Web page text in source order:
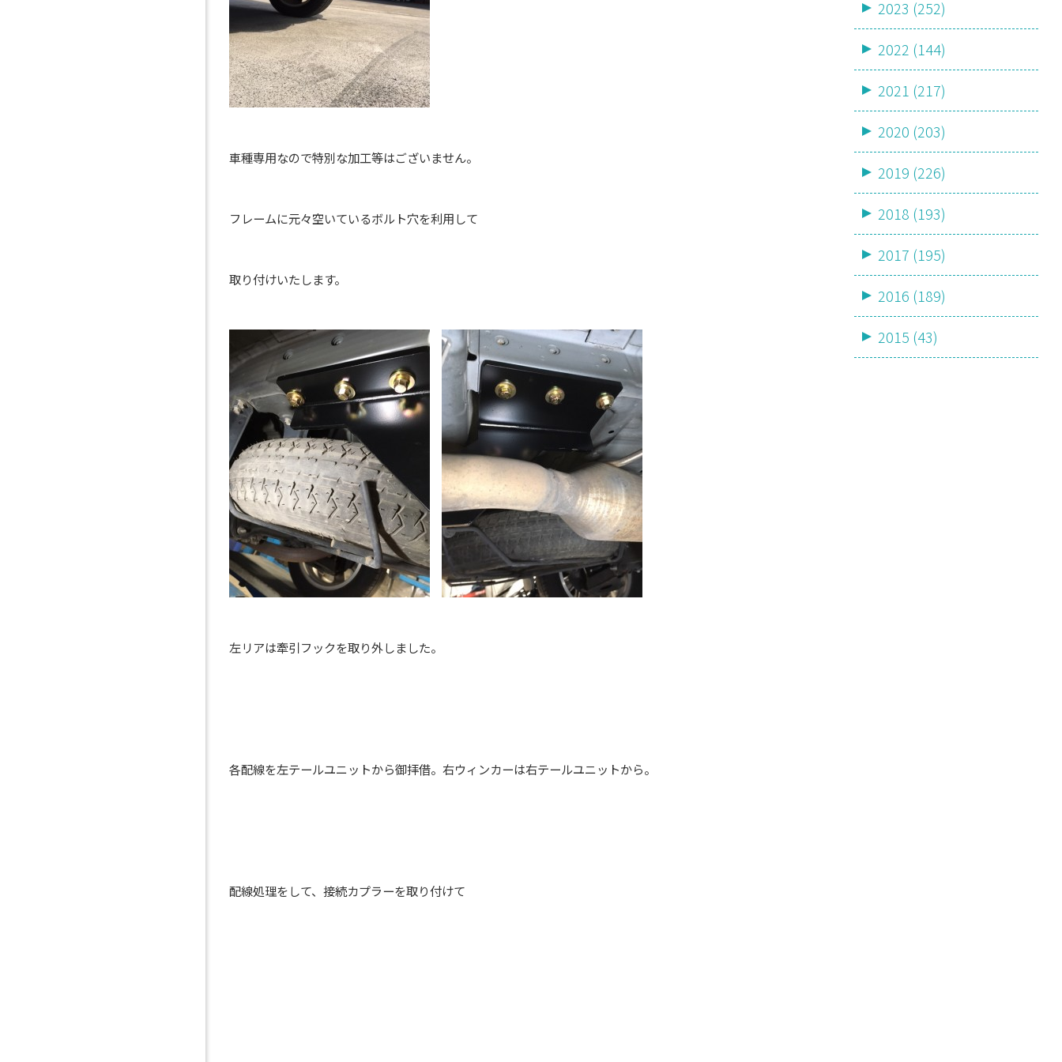
車種専用なので特別な加工等はございません。
フレームに元々空いているボルト穴を利用して
取り付けいたします。
左リアは牽引フックを取り外しました。
各配線を左テールユニットから御拝借。右ウィンカーは右テールユニットから。
配線処理をして、接続カプラーを取り付けて
2023 (252)
2022 (144)
2021 (217)
2020 (203)
2019 (226)
2018 (193)
2017 (195)
2016 (189)
2015 (43)